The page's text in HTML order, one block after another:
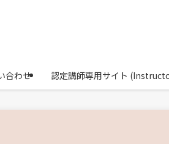
合わせ 認定講師専用サイト